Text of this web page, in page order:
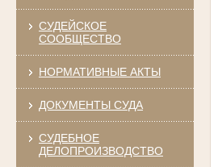
СУДЕЙСКОЕ
СООБЩЕСТВО
НОРМАТИВНЫЕ АКТЫ
ДОКУМЕНТЫ СУДА
СУДЕБНОЕ
ДЕЛОПРОИЗВОДСТВО